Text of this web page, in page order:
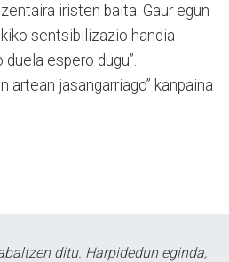
iristen baita. Gaur egun
sentsibilizazio handia
espero dugu”.
jasangarriago” kanpaina
ditu. Harpidedun eginda,